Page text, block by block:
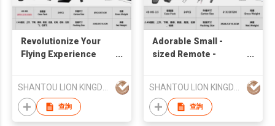
Revolutionize Your
Flying Experience
RC Helicopter
SHANTOU LION KINGDOM TECHNOLOGY CO.,LTD.
查詢
Adorable Small -
sized Remote -
BOX
SHANTOU LION KINGDOM TECHNOLOGY CO.,LTD.
查詢